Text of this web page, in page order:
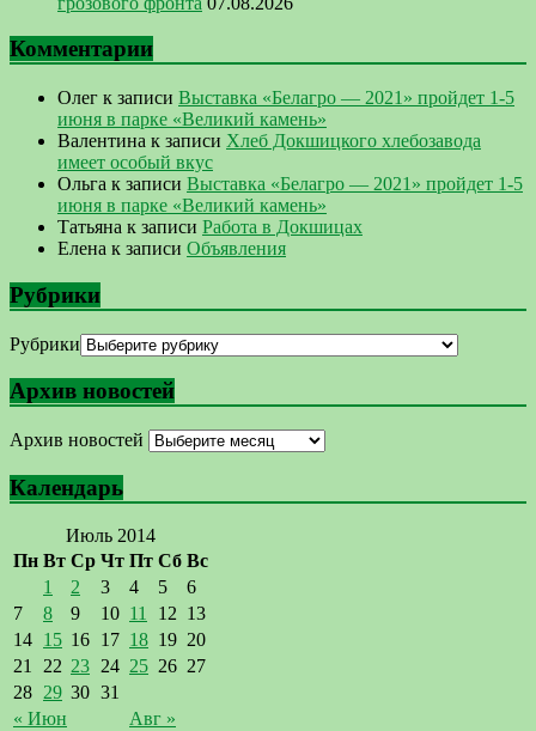
Комментарии
Олег к записи Выставка «Белагро — 2021» пройдет 1-5
июня в парке «Великий камень»
Валентина к записи Хлеб Докшицкого хлебозавода
имеет особый вкус
Ольга к записи Выставка «Белагро — 2021» пройдет 1-5
июня в парке «Великий камень»
Татьяна к записи Работа в Докшицах
Елена к записи Объявления
Рубрики
Рубрики
Архив новостей
Архив новостей
Календарь
Июль 2014
Пн Вт Ср Чт Пт Сб Вс
« Июн Авг »
1 2 3 4 5
6
7
8 9 10 11 12 13
14 15 16 17 18 19 20
21 22 23 24 25 26 27
28 29 30 31